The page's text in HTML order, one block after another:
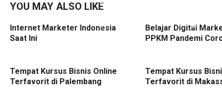
YOU MAY ALSO LIKE
Internet Marketer Indonesia
Saat Ini
Belajar Digital
PPKM Pandemi
Tempat Kursus Bisnis Online
Terfavorit di Palembang
Tempat Kursus
Terfavorit di